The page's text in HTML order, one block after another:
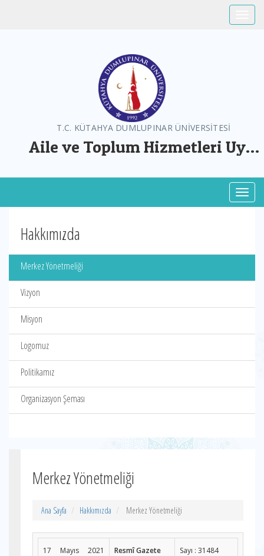
T.C. KÜTAHYA DUMLUPINAR ÜNİVERSİTESİ
Aile ve Toplum Hizmetleri Uyg.
Hakkımızda
Merkez Yönetmeliği
Vizyon
Misyon
Logomuz
Politikamız
Organizasyon Şeması
Merkez Yönetmeliği
Ana Sayfa Hakkımızda Merkez Yönetmeliği
17 Mayıs 2021
Resmî Gazete Sayı : 31484